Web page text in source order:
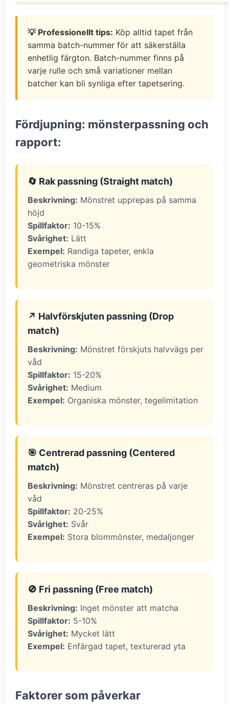
💡 Professionellt tips: Köp alltid tapet från
samma batch-nummer för att säkerställa
enhetlig färgton. Batch-nummer finns på
varje rulle och små variationer mellan
batcher kan bli synliga efter tapetsering.
Fördjupning: mönsterpassning och
rapport:
🔄 Rak passning (Straight match)
Beskrivning: Mönstret upprepas på samma
höjd
Spillfaktor: 10-15%
Svårighet: Lätt
Exempel: Randiga tapeter, enkla
geometriska mönster
↗️ Halvförskjuten passning (Drop
match)
Beskrivning: Mönstret förskjuts halvvägs per
våd
Spillfaktor: 15-20%
Svårighet: Medium
Exempel: Organiska mönster, tegelimitation
🎯 Centrerad passning (Centered
match)
Beskrivning: Mönstret centreras på varje
våd
Spillfaktor: 20-25%
Svårighet: Svår
Exempel: Stora blommönster, medaljonger
🚫 Fri passning (Free match)
Beskrivning: Inget mönster att matcha
Spillfaktor: 5-10%
Svårighet: Mycket lätt
Exempel: Enfärgad tapet, texturerad yta
Faktorer som påverkar